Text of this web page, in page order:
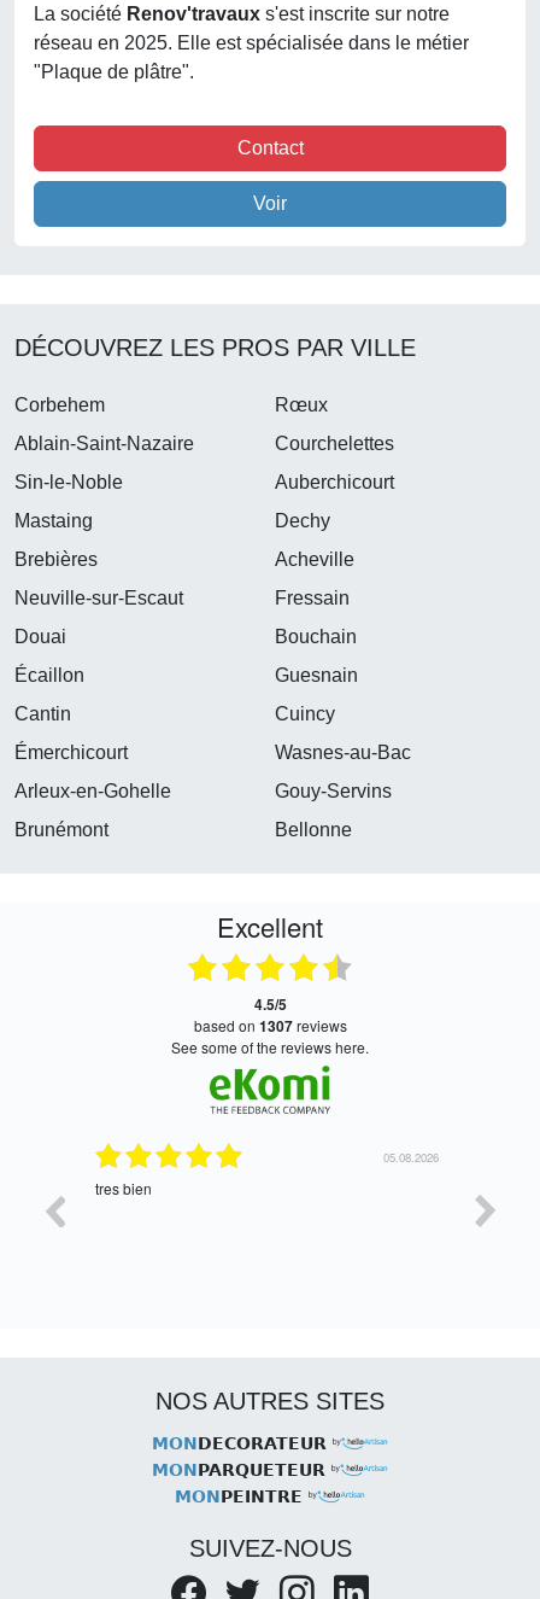
La société Renov'travaux s'est inscrite sur notre
réseau en 2025. Elle est spécialisée dans le métier
"Plaque de plâtre".
Contact
Voir
DÉCOUVREZ LES PROS PAR VILLE
Corbehem
Rœux
Ablain-Saint-Nazaire
Courchelettes
Sin-le-Noble
Auberchicourt
Mastaing
Dechy
Brebières
Acheville
Neuville-sur-Escaut
Fressain
Douai
Bouchain
Écaillon
Guesnain
Cantin
Cuincy
Émerchicourt
Wasnes-au-Bac
Arleux-en-Gohelle
Gouy-Servins
Brunémont
Bellonne
Excellent
4.5/5
based on 1307reviews
see some of the reviews here.
05.08.2026
tres bien
NOS AUTRES SITES
MONDECORATEUR
MONPARQUETEUR
MONPEINTRE
SUIVEZ-NOUS